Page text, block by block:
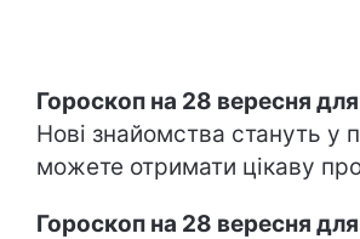
Гороскоп на 28 вересня для
Нові знайомства стануть у
можете отримати цікаву
Гороскоп на 28 вересня для